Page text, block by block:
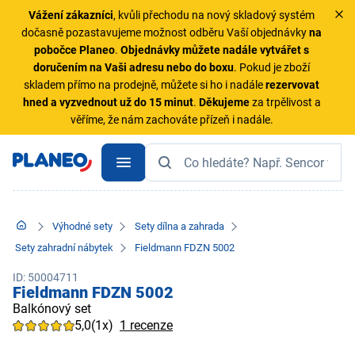
Vážení zákazníci, kvůli přechodu na nový skladový systém
dočasně pozastavujeme možnost odběru Vaší objednávkyna
pobočce Planeo.Objednávky můžete nadále vytvářet s
doručením na Vaši adresu nebo do boxu. Pokud je zboží
skladem přímo na prodejně, můžete si ho i nadálerezervovat
hned a vyzvednout už do 15 minut. Děkujemeza trpělivost a
věříme, že nám zachováte přízeň i nadále.
Výhodné sety
Sety dílna a zahrada
Sety zahradní nábytek
Fieldmann FDZN 5002
ID: 50004711
Fieldmann FDZN 5002
Balkónový set
5,0(1x) 1 recenze